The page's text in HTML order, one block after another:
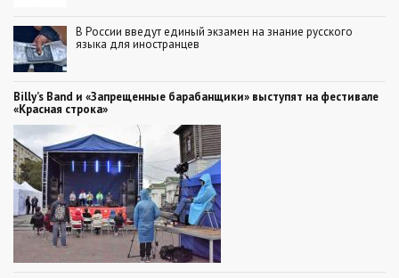
В России введут единый экзамен на знание русского
языка для иностранцев
Billy’s Band и «Запрещенные барабанщики» выступят на фестивале
«Красная строка»